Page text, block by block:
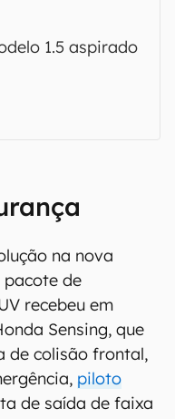
1.5 aspirado
na nova
pacote de
recebeu em
Sensing, que
de colisão frontal,
piloto
de saída de faixa